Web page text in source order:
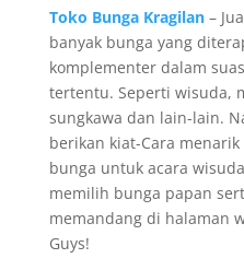
Toko Bunga Kragilan–
banyak bunga yang
komplementer dalam
tertentu. Seperti wisuda,
sungkawa dan lain-lain.
berikan kiat-Cara
bunga untuk acara
memilih bunga papan
memandang di halaman
Guys!